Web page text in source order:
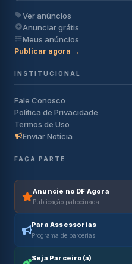
Ver anúncios
Anunciar grátis
Meus anúncios
Publicar agora →
INSTITUCIONAL
Fale Conosco
Política de Privacidade
Termos de Uso
Enviar Notícia
FAÇA PARTE
Anuncie no DF Agora
Publicação patrocinada
Para Assessorias
Programa de parcerias
Seja Parceiro(a)